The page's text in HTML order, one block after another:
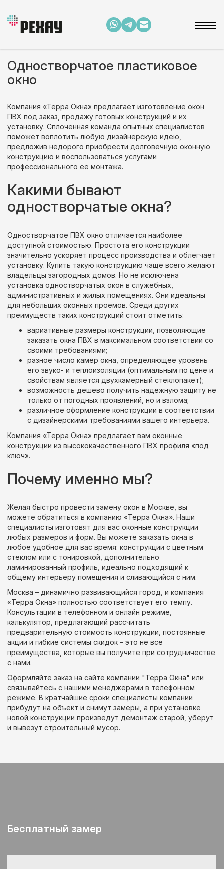
Одностворчатое пластиковое
окно
Компания «Терра Окна» предлагает изготовление окон
ПВХ под заказ, продажу готовых конструкций и их
установку. Сплоченная команда опытных специалистов
поможет воплотить любую дизайнерскую идею,
предложив недорого приобрести долговечную оконную
конструкцию и воспользоваться услугами
профессионального ее монтажа.
Какими бывают
одностворчатые окна?
Одностворчатое ПВХ окно отличается наиболее
доступной стоимостью. Простота его конструкции
значительно ускоряет процесс производства и облегчает
установку. Купить такую конструкцию чаще всего желают
владельцы загородных домов. Но не исключена
установка одностворчатых окон в служебных,
административных и жилых помещениях. Они идеальны
для небольших оконных проемов. Среди других
преимуществ таких конструкций стоит отметить:
вариативные размеры конструкции, позволяющие
заказать окна ПВХ в максимальном соответствии со
своими требованиями;
разное число камер окна, определяющее уровень
его звуко- и теплоизоляции (оптимальным по цене и
свойствам является двухкамерный стеклопакет);
возможность дешево получить надежную защиту не
только от погодных проявлений, но и взлома;
различное оформление конструкции в соответствии
с дизайнерскими требованиями вашего интерьера.
Компания «Терра Окна» предлагает вам оконные
конструкции из высококачественного ПВХ профиля «под
ключ».
Почему именно мы?
Желая быстро провести замену окон в Москве, вы
можете обратиться в компанию «Терра Окна». Наши
специалисты изготовят для вас оконные конструкции
любых размеров и форм. Вы можете заказать окна в
любое удобное для вас время: конструкции с цветным
стеклом или с тонировкой, дополнительно
ламинированный профиль, идеально подходящий к
общему интерьеру помещения и сливающийся с ним.
Москва – динамично развивающийся город, и компания
«Терра Окна» полностью соответствует его темпу.
Консультации в телефонном и онлайн режиме,
калькулятор, предлагающий рассчитать
предварительную стоимость конструкции, постоянные
акции и гибкие системы скидок – это не все
преимущества, которые вы получите при сотрудничестве
с нами.
Оформляйте заказ на сайте компании "Терра Окна" или
связывайтесь с нашими менеджерами в телефонном
режиме. В кратчайшие сроки специалисты компании
прибудут на объект и снимут замеры, а при установке
новой конструкции произведут демонтаж старой, уберут
и вывезут строительный мусор.
Бесплатный замер